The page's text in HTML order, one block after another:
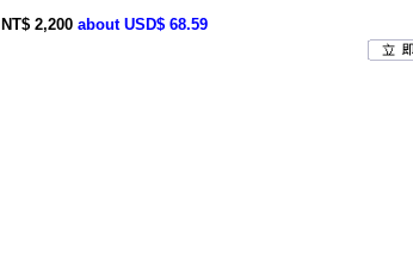
NT$ 2,200 about USD$ 68.59